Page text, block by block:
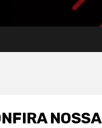
NOSSA